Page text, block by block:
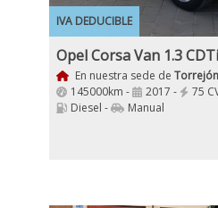
IVA DEDUCIBLE
Opel Corsa Van 1.3
En nuestra sede de
145000km -
2017 -
75
Diesel -
Manual